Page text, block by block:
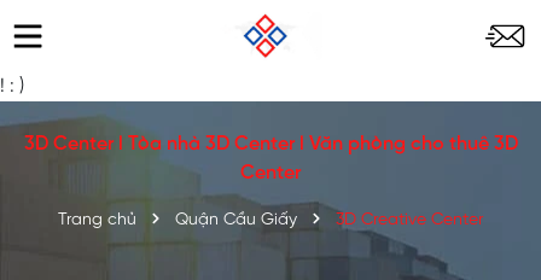
! : )
3D Center l Tòa nhà 3D Center l Văn phòng cho thuê 3D
Center
Trang chủ Quận Cầu Giấy 3D Creative Center